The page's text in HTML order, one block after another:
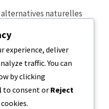
naturelles
vous…
JANVIER 2024
experience, deliver
traffic. You can
by clicking
to consent or Reject